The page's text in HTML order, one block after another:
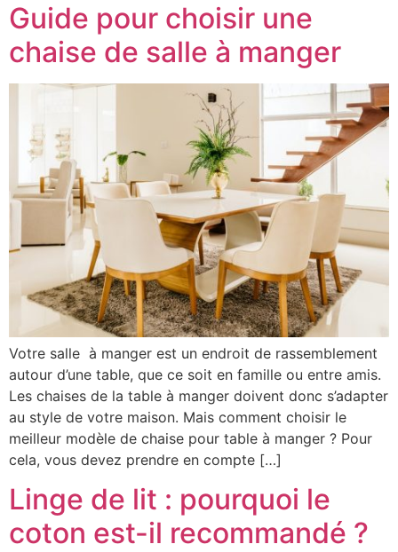
Guide pour choisir une
chaise de salle à manger
Votre salle à manger est un endroit de rassemblement
autour d’une table, que ce soit en famille ou entre amis.
Les chaises de la table à manger doivent donc s’adapter
au style de votre maison. Mais comment choisir le
meilleur modèle de chaise pour table à manger ? Pour
cela, vous devez prendre en compte […]
Linge de lit : pourquoi le
coton est-il recommandé ?